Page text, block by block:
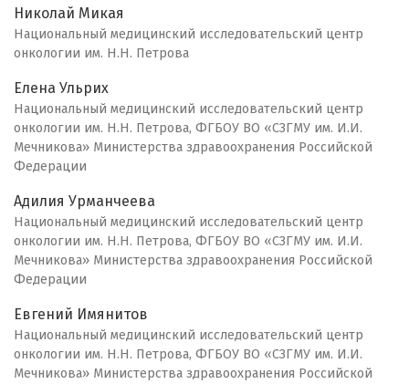
Николай Микая
Национальный медицинский исследовательский центр
онкологии им. Н.Н. Петрова
Елена Ульрих
Национальный медицинский исследовательский центр
онкологии им. Н.Н. Петрова, ФГБОУ ВО «СЗГМУ им. И.И.
Мечникова» Министерства здравоохранения Российской
Федерации
Адилия Урманчеева
Национальный медицинский исследовательский центр
онкологии им. Н.Н. Петрова, ФГБОУ ВО «СЗГМУ им. И.И.
Мечникова» Министерства здравоохранения Российской
Федерации
Евгений Имянитов
Национальный медицинский исследовательский центр
онкологии им. Н.Н. Петрова, ФГБОУ ВО «СЗГМУ им. И.И.
Мечникова» Министерства здравоохранения Российской